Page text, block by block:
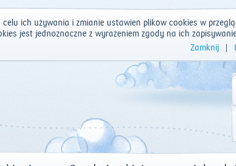
ich używania i zmianie ustawień plików cookies w
jest jednoznaczne z wyrażeniem zgody na ich
Zamknij